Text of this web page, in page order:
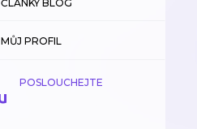
ČLÁNKY BLOG
MŮJ PROFIL
POSLOUCHEJTE